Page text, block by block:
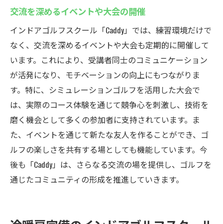
交流を深めるイベントや大会の開催
インドアゴルフスクール「Caddy」では、練習環境だけで
なく、交流を深めるイベントや大会も定期的に開催して
います。これにより、受講者同士のコミュニケーション
が活発になり、モチベーションの向上にもつながりま
す。特に、シミュレーションゴルフを活用した大会で
は、実際のコース体験を通じて競争心を刺激し、技術を
磨く機会として多くの参加者に支持されています。ま
た、イベントを通じて新たな友人を作ることができ、ゴ
ルフの楽しさを共有する場としても機能しています。今
後も「Caddy」は、さらなる交流の場を提供し、ゴルフを
通じたコミュニティの形成を推進していきます。